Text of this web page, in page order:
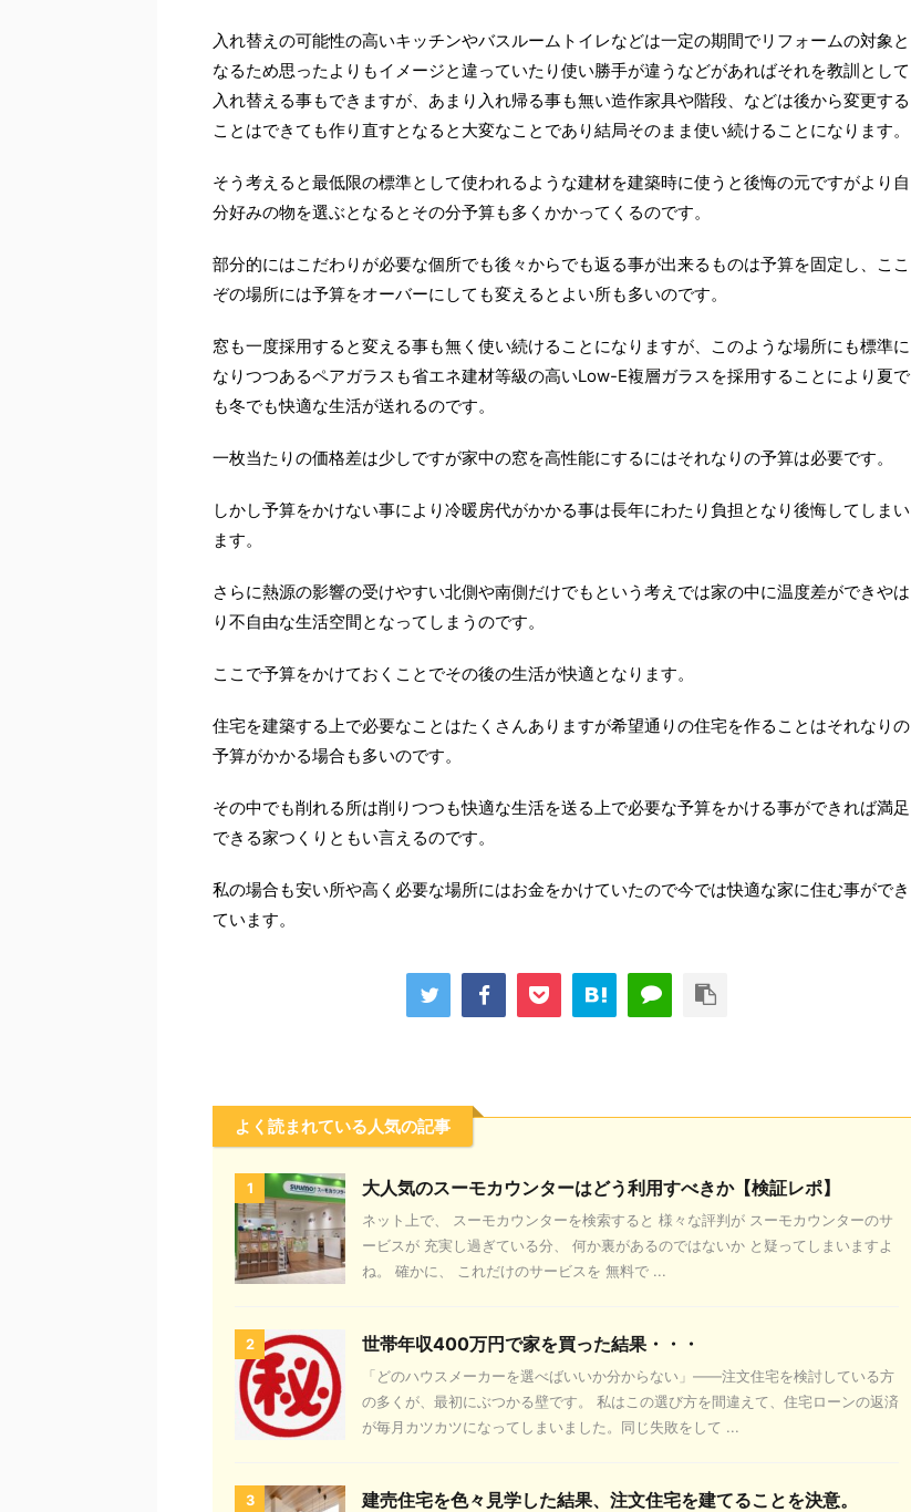
入れ替えの可能性の高いキッチンやバスルームトイレなどは一定の期間でリフォームの対象と
なるため思ったよりもイメージと違っていたり使い勝手が違うなどがあればそれを教訓として
入れ替える事もできますが、あまり入れ帰る事も無い造作家具や階段、などは後から変更する
ことはできても作り直すとなると大変なことであり結局そのまま使い続けることになります。
そう考えると最低限の標準として使われるような建材を建築時に使うと後悔の元ですがより自
分好みの物を選ぶとなるとその分予算も多くかかってくるのです。
部分的にはこだわりが必要な個所でも後々からでも返る事が出来るものは予算を固定し、ここ
ぞの場所には予算をオーバーにしても変えるとよい所も多いのです。
窓も一度採用すると変える事も無く使い続けることになりますが、このような場所にも標準に
なりつつあるペアガラスも省エネ建材等級の高いLow-E複層ガラスを採用することにより夏で
も冬でも快適な生活が送れるのです。
一枚当たりの価格差は少しですが家中の窓を高性能にするにはそれなりの予算は必要です。
しかし予算をかけない事により冷暖房代がかかる事は長年にわたり負担となり後悔してしまい
ます。
さらに熱源の影響の受けやすい北側や南側だけでもという考えでは家の中に温度差ができやは
り不自由な生活空間となってしまうのです。
ここで予算をかけておくことでその後の生活が快適となります。
住宅を建築する上で必要なことはたくさんありますが希望通りの住宅を作ることはそれなりの
予算がかかる場合も多いのです。
その中でも削れる所は削りつつも快適な生活を送る上で必要な予算をかける事ができれば満足
できる家つくりともい言えるのです。
私の場合も安い所や高く必要な場所にはお金をかけていたので今では快適な家に住む事ができ
ています。
よく読まれている人気の記事
1 大人気のスーモカウンターはどう利用すべきか【検証レポ】
ネット上で、 スーモカウンターを検索すると 様々な評判が スーモカウンターのサ
ービスが 充実し過ぎている分、 何か裏があるのではないか と疑ってしまいますよ
ね。 確かに、 これだけのサービスを 無料で ...
2 世帯年収400万円で家を買った結果・・・
「どのハウスメーカーを選べばいいか分からない」——注文住宅を検討している方
の多くが、最初にぶつかる壁です。 私はこの選び方を間違えて、住宅ローンの返済
が毎月カツカツになってしまいました。同じ失敗をして ...
3 建売住宅を色々見学した結果、注文住宅を建てることを決意。